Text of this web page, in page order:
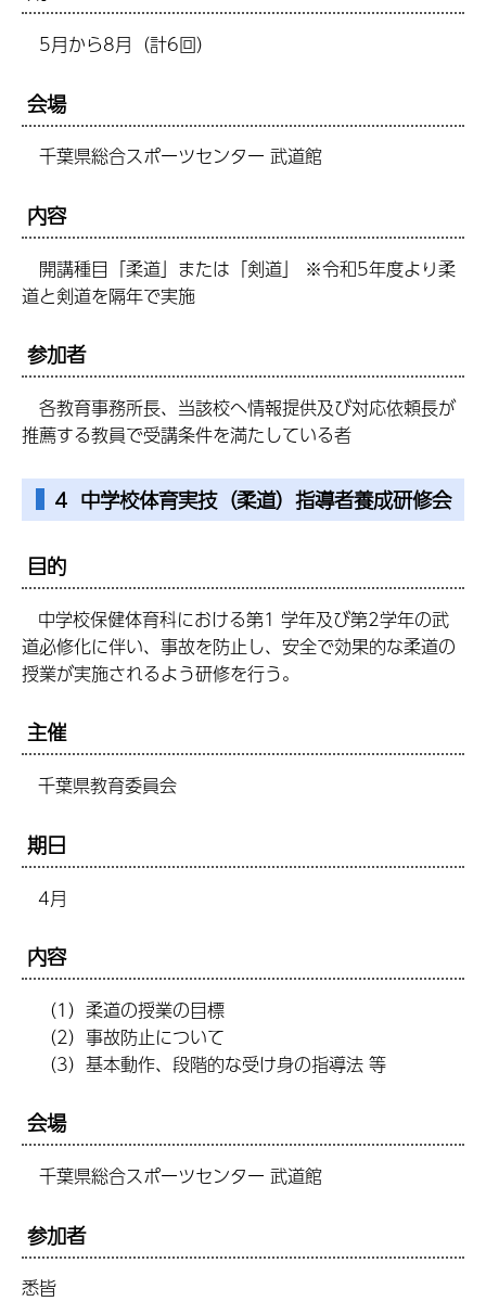
5月から8月（計6回）
会場
千葉県総合スポーツセンター 武道館
内容
開講種目「柔道」または「剣道」 ※令和5年度より柔
道と剣道を隔年で実施
参加者
各教育事務所長、当該校へ情報提供及び対応依頼長が
推薦する教員で受講条件を満たしている者
4 中学校体育実技（柔道）指導者養成研修会
目的
中学校保健体育科における第1 学年及び第2学年の武
道必修化に伴い、事故を防止し、安全で効果的な柔道の
授業が実施されるよう研修を行う。
主催
千葉県教育委員会
期日
4月
内容
（1）柔道の授業の目標
（2）事故防止について
（3）基本動作、段階的な受け身の指導法 等
会場
千葉県総合スポーツセンター 武道館
参加者
悉皆